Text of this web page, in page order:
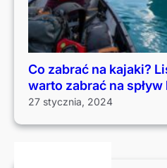
Co zabrać na kajaki?
warto zabrać na
27 stycznia, 2024